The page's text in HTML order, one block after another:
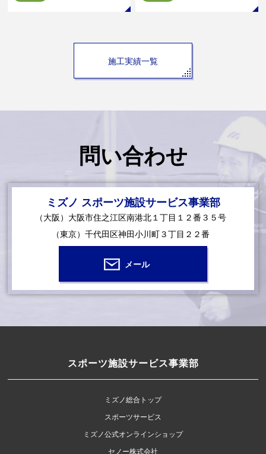
施工実績一覧
問い合わせ
ミズノ スポーツ施設サービス事業部
（大阪）大阪市住之江区南港北１丁目１２番３５号
（東京）千代田区神田小川町３丁目２２番
メール
スポーツ施設サービス事業部
ミズノ総合トップ
スポーツサービス
ミズノ公式オンラインショップ
セノー株式会社